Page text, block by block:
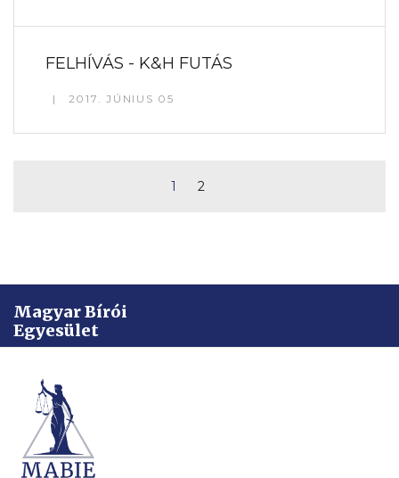
FELHÍVÁS - K&H FUTÁS
2017. JÚNIUS 05
1 2
Magyar Bírói
Egyesület